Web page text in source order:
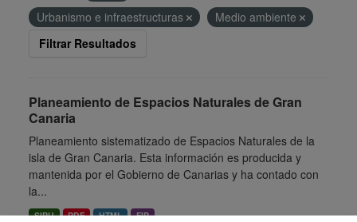
Urbanismo e infraestructuras
Medio ambiente
Filtrar Resultados
Planeamiento de Espacios Naturales de Gran
Canaria
Planeamiento sistematizado de Espacios Naturales de la
isla de Gran Canaria. Esta información es producida y
mantenida por el Gobierno de Canarias y ha contado con
la...
SIPU PDF HTML FIP